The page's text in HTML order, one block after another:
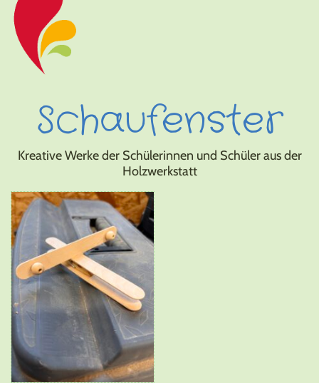
Schaufenster
Kreative Werke der Schülerinnen und Schüler aus der
Holzwerkstatt